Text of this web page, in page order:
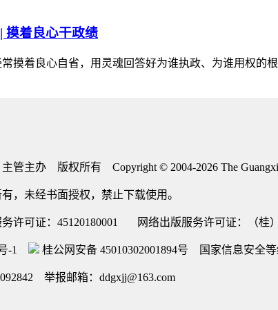
摸着良心干政绩
摸着良心自省，用灵魂回答好为谁执政、为谁用权的
管主办 版权所有 Copyright © 2004-2026 The Guangxi
，未经书面授权，禁止下载使用。
务许可证：45120180001 网络出版服务许可证：（桂
-1 桂公网安备 45010302001894号 国家信息安全
举报邮箱：ddgxjj@163.com